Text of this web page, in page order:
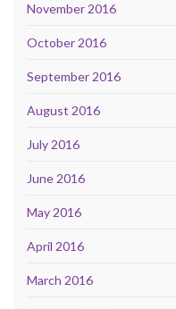
November 2016
October 2016
September 2016
August 2016
July 2016
June 2016
May 2016
April 2016
March 2016